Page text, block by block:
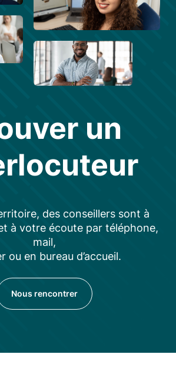
un
des conseillers sont à
à votre écoute par téléphone,
mail,
ou en bureau d’accueil.
Nous rencontrer